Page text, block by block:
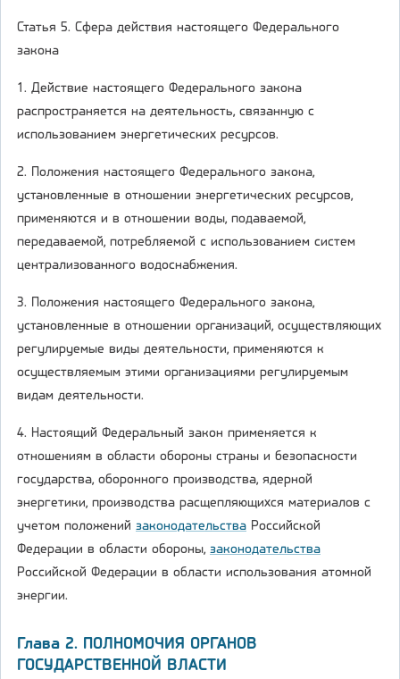
Статья 5. Сфера действия настоящего Федерального
закона
1. Действие настоящего Федерального закона
распространяется на деятельность, связанную с
использованием энергетических ресурсов.
2. Положения настоящего Федерального закона,
установленные в отношении энергетических ресурсов,
применяются и в отношении воды, подаваемой,
передаваемой, потребляемой с использованием систем
централизованного водоснабжения.
3. Положения настоящего Федерального закона,
установленные в отношении организаций, осуществляющих
регулируемые виды деятельности, применяются к
осуществляемым этими организациями регулируемым
видам деятельности.
4. Настоящий Федеральный закон применяется к
отношениям в области обороны страны и безопасности
государства, оборонного производства, ядерной
энергетики, производства расщепляющихся материалов с
учетом положений законодательства Российской
Федерации в области обороны, законодательства
Российской Федерации в области использования атомной
энергии.
Глава 2. ПОЛНОМОЧИЯ ОРГАНОВ
ГОСУДАРСТВЕННОЙ ВЛАСТИ